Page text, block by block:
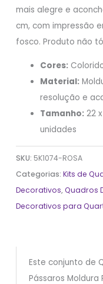
mais alegre e
cm, com impressão
fosco. Produto não
Cores:
Material:
resolução e
Tamanho: 22
unidades
SKU: 5K1074-ROSA
Categorias:Kits de
Decorativos,Quadros
Decorativos para
Este conjunto de
Pássaros Moldura